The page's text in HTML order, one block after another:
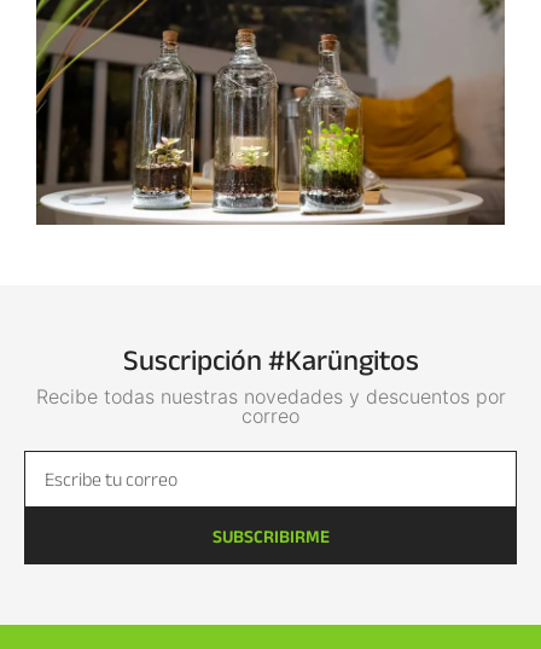
Suscripción #Karüngitos
Recibe todas nuestras novedades y descuentos por
correo
SUBSCRIBIRME